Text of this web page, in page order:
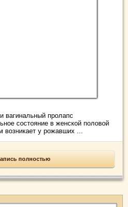
вагинальный пролапс
состояние в женской половой
возникает у рожавших ...
полностью